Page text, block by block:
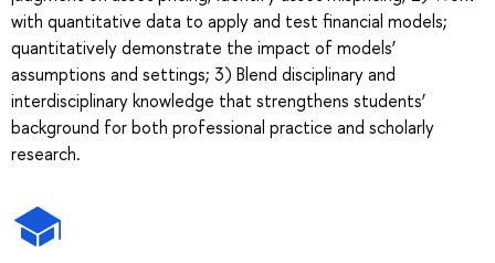
with quantitative data to apply and test financial models;
quantitatively demonstrate the impact of models’
assumptions and settings; 3) Blend disciplinary and
interdisciplinary knowledge that strengthens students’
background for both professional practice and scholarly
research.